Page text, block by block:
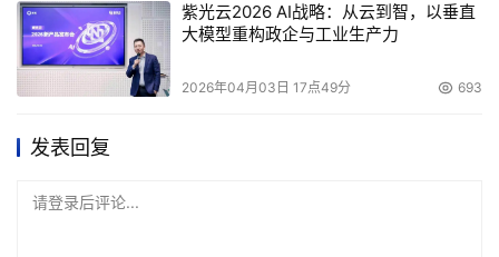
紫光云2026 AI战略：从云到智，以垂直
大模型重构政企与工业生产力
2026年04月03日 17点49分 693
发表回复
请登录后评论...